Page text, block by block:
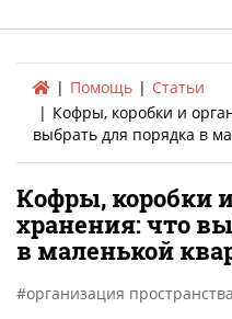
Помощь
Статьи
Кофры, коробки и
выбрать для порядка в
Кофры, коробки
хранения: что
в маленькой
организация пространства